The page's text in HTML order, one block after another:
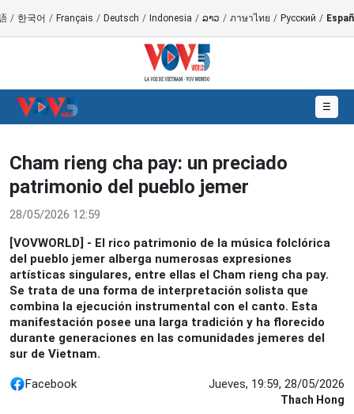
/ 한국어 / Français / Deutsch / Indonesia / ລາວ / ภาษาไทย / Русский /
☰
Cham rieng cha pay: un preciado
patrimonio del pueblo jemer
28/05/2026 12:59
[VOVWORLD] - El rico patrimonio de la música folclórica
del pueblo jemer alberga numerosas expresiones
artísticas singulares, entre ellas el Cham rieng cha pay.
Se trata de una forma de interpretación solista que
combina la ejecución instrumental con el canto. Esta
manifestación posee una larga tradición y ha florecido
durante generaciones en las comunidades jemeres del
sur de Vietnam.
Facebook Jueves, 19:59, 28/05/2026
Thach Hong